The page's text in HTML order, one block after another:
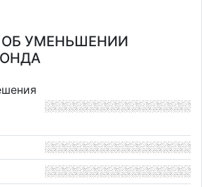
УМЕНЬШЕНИИ